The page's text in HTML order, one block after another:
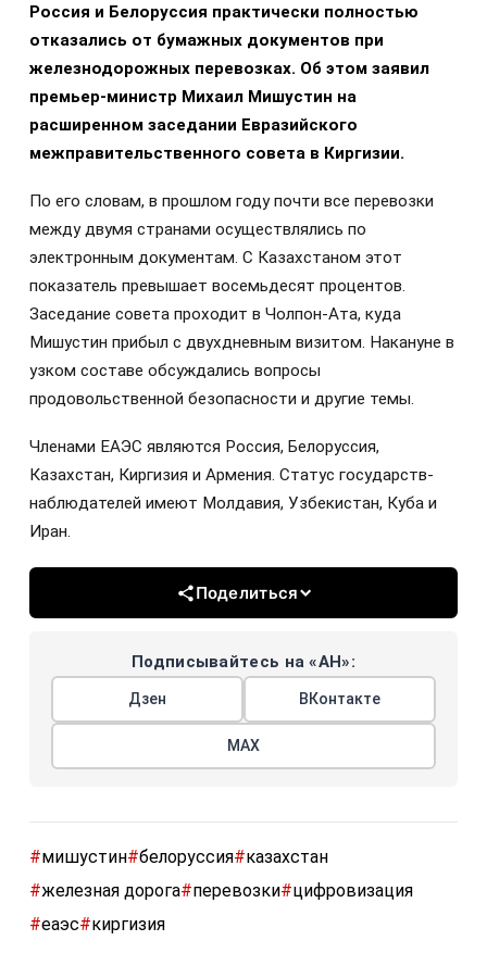
Россия и Белоруссия практически полностью
отказались от бумажных документов при
железнодорожных перевозках. Об этом заявил
премьер-министр Михаил Мишустин на
расширенном заседании Евразийского
межправительственного совета в Киргизии.
По его словам, в прошлом году почти все перевозки
между двумя странами осуществлялись по
электронным документам. С Казахстаном этот
показатель превышает восемьдесят процентов.
Заседание совета проходит в Чолпон-Ата, куда
Мишустин прибыл с двухдневным визитом. Накануне в
узком составе обсуждались вопросы
продовольственной безопасности и другие темы.
Членами ЕАЭС являются Россия, Белоруссия,
Казахстан, Киргизия и Армения. Статус государств-
наблюдателей имеют Молдавия, Узбекистан, Куба и
Иран.
Поделиться
Подписывайтесь на «АН»:
Дзен ВКонтакте
МАХ
#мишустин#белоруссия#казахстан
#железная дорога#перевозки#цифровизация
#еаэс#киргизия